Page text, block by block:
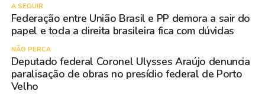
A SEGUIR
Federação entre União Brasil e PP demora a sair do
papel e toda a direita brasileira fica com dúvidas
NÃO PERCA
Deputado federal Coronel Ulysses Araújo denuncia
paralisação de obras no presídio federal de Porto
Velho